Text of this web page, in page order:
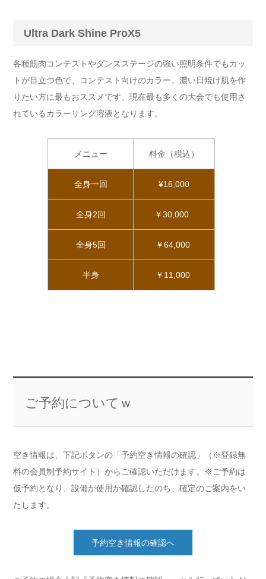
Ultra Dark Shine ProX5
各種筋肉コンテストやダンスステージの強い照明条件でもカッ
トが目立つ色で、コンテスト向けのカラー。濃い日焼け肌を作
りたい方に最もおススメです。現在最も多くの大会でも使用さ
れているカラーリング溶液となります。
メニュー 料金（税込）
全身一回 ¥16,000
全身2回 ￥30,000
全身5回 ￥64,000
半身 ￥11,000
ご予約についてｗ
空き情報は、下記ボタンの「予約空き情報の確認」（※登録無
料の会員制予約サイト）からご確認いただけます。※ご予約は
仮予約となり、設備が使用か確認したのち、確定のご案内をい
たします。
予約空き情報の確認へ